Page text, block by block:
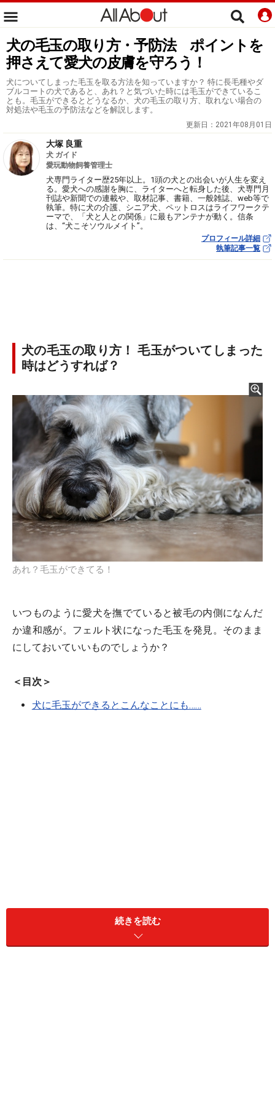
犬の毛玉の取り方・予防法 ポイントを
押さえて愛犬の皮膚を守ろう！
犬についてしまった毛玉を取る方法を知っていますか？ 特に長毛種やダ
ブルコートの犬であると、あれ？と気づいた時には毛玉ができているこ
とも。毛玉ができるとどうなるか、犬の毛玉の取り方、取れない場合の
対処法や毛玉の予防法などを解説します。
更新日： 2021年08月01日
大塚 良重
犬 ガイド
愛玩動物飼養管理士
犬専門ライター歴25年以上。1頭の犬との出会いが人生を変え
る。愛犬への感謝を胸に、ライターへと転身した後、犬専門月
刊誌や新聞での連載や、取材記事、書籍、一般雑誌、web等で
執筆。特に犬の介護、シニア犬、ペットロスはライフワークテ
ーマで、「犬と人との関係」に最もアンテナが動く。信条
は、“犬こそソウルメイト”。
プロフィール詳細
執筆記事一覧
犬の毛玉の取り方！ 毛玉がついてしまった
時はどうすれば？
あれ？毛玉ができてる！
いつものように愛犬を撫でていると被毛の内側になんだ
か違和感が。フェルト状になった毛玉を発見。そのまま
にしておいていいものでしょうか？
＜目次＞
犬に毛玉ができるとこんなことにも……
犬の毛玉の取り方……取れないしつこい毛玉にはロー
続きを読む